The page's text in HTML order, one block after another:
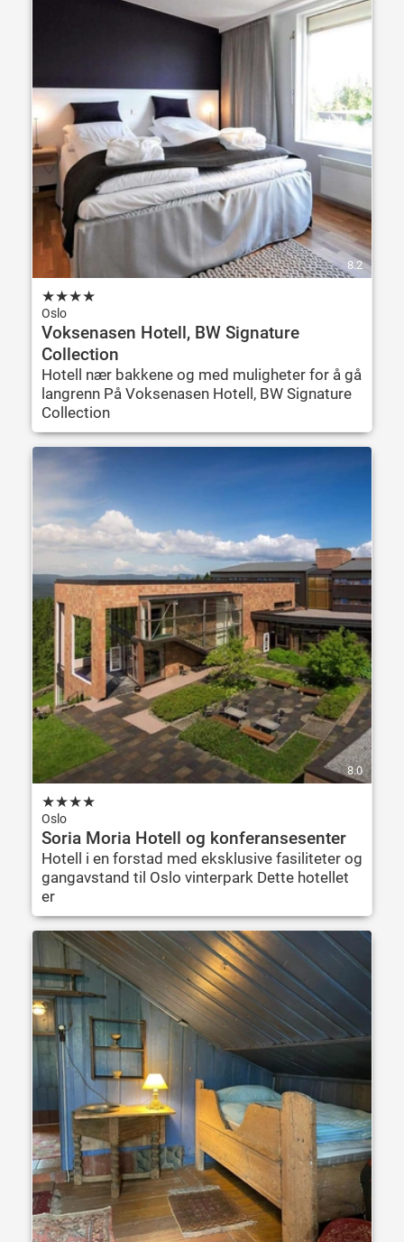
8.2
★★★★
Oslo
Voksenasen Hotell, BW Signature
Collection
Hotell nær bakkene og med muligheter for å gå
langrenn På Voksenasen Hotell, BW Signature
Collection
8.0
★★★★
Oslo
Soria Moria Hotell og konferansesenter
Hotell i en forstad med eksklusive fasiliteter og
gangavstand til Oslo vinterpark Dette hotellet
er